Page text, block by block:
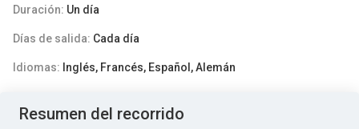
Duración: Un día
Días de salida: Cada día
Idiomas: Inglés, Francés, Español, Alemán
Resumen del recorrido